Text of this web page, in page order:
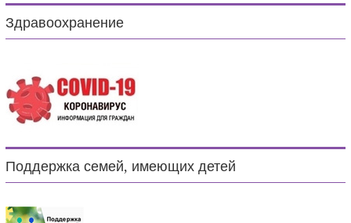
Здравоохранение
Поддержка семей, имеющих детей